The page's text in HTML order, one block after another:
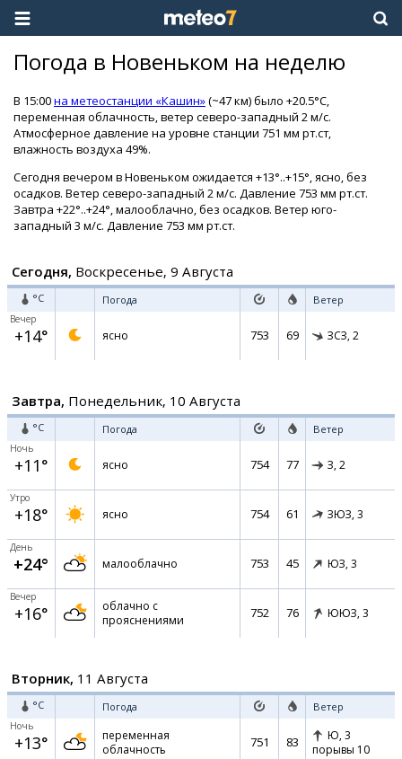
Погода в Новеньком на неделю
В 15:00на метеостанции «Кашин»(~47 км) было +20.5°C,
переменная облачность, ветер северо-западный 2 м/с.
Атмосферное давление на уровне станции 751 мм рт.ст,
влажность воздуха 49%.
Сегодня вечером в Новеньком ожидается +13°..+15°, ясно, без
осадков. Ветер северо-западный 2 м/с. Давление 753 мм рт.ст.
Завтра +22°..+24°, малооблачно, без осадков. Ветер юго-
западный 3 м/с. Давление 753 мм рт.ст.
Сегодня, Воскресенье, 9 Августа
°C Погода Ветер
Вечер
+14° ясно 753 69 ЗСЗ, 2
Завтра, Понедельник, 10 Августа
°C Погода Ветер
Ночь
+11° ясно 754 77 З, 2
Утро
+18° ясно 754 61 ЗЮЗ, 3
День
+24° малооблачно 753 45 ЮЗ, 3
Вечер
+16°
облачно с
прояснениями
752 76 ЮЮЗ, 3
Вторник, 11 Августа
°C Погода Ветер
Ночь
+13°
переменная
облачность
751 83 Ю, 3
порывы 10